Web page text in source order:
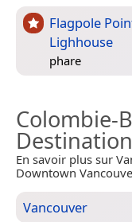
Flagpole
Lighhouse
phare
Colombie-
En savoir plus sur
Downtown
Vancouver